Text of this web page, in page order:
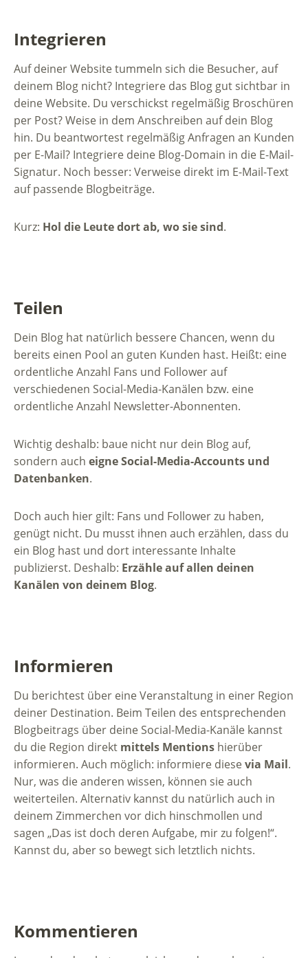
Integrieren
Auf deiner Website tummeln sich die Besucher, auf
deinem Blog nicht? Integriere das Blog gut sichtbar in
deine Website. Du verschickst regelmäßig Broschüren
per Post? Weise in dem Anschreiben auf dein Blog
hin. Du beantwortest regelmäßig Anfragen an Kunden
per E-Mail? Integriere deine Blog-Domain in die E-Mail-
Signatur. Noch besser: Verweise direkt im E-Mail-Text
auf passende Blogbeiträge.
Kurz: Hol die Leute dort ab, wo sie sind.
Teilen
Dein Blog hat natürlich bessere Chancen, wenn du
bereits einen Pool an guten Kunden hast. Heißt: eine
ordentliche Anzahl Fans und Follower auf
verschiedenen Social-Media-Kanälen bzw. eine
ordentliche Anzahl Newsletter-Abonnenten.
Wichtig deshalb: baue nicht nur dein Blog auf,
sondern auch eigne Social-Media-Accounts und
Datenbanken.
Doch auch hier gilt: Fans und Follower zu haben,
genügt nicht. Du musst ihnen auch erzählen, dass du
ein Blog hast und dort interessante Inhalte
publizierst. Deshalb: Erzähle auf allen deinen
Kanälen von deinem Blog.
Informieren
Du berichtest über eine Veranstaltung in einer Region
deiner Destination. Beim Teilen des entsprechenden
Blogbeitrags über deine Social-Media-Kanäle kannst
du die Region direkt mittels Mentions hierüber
informieren. Auch möglich: informiere diesevia Mail.
Nur, was die anderen wissen, können sie auch
weiterteilen. Alternativ kannst du natürlich auch in
deinem Zimmerchen vor dich hinschmollen und
sagen „Das ist doch deren Aufgabe, mir zu folgen!“.
Kannst du, aber so bewegt sich letztlich nichts.
Kommentieren